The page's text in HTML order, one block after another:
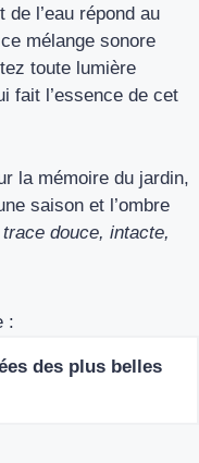
l’eau répond au
mélange sonore
toute lumière
fait l’essence de cet
la mémoire du jardin,
saison et l’ombre
douce, intacte,
:
des plus belles